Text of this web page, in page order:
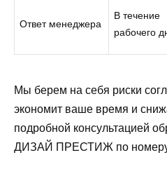
Ответ менеджера
В течение
рабочего
Мы берем на себя риски
экономит ваше время и
подробной консультацией
ДИЗАЙ ПРЕСТИЖ по номеру